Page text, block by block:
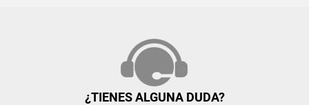
¿TIENES ALGUNA DUDA?